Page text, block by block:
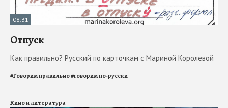
08:31
Отпуск
Как правильно? Русский по карточкам с Мариной Королевой
#Говорим правильно#говорим по-русски
Кино и литература